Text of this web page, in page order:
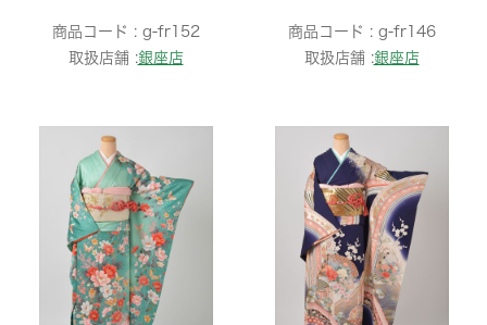
商品コード : g-fr152
取扱店舗 :銀座店
商品コード : g-fr146
取扱店舗 :銀座店